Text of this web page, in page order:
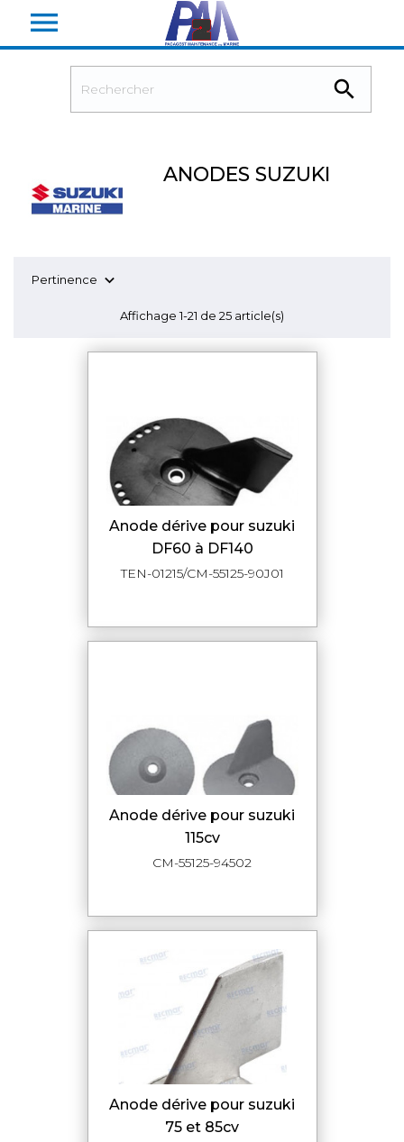


ANODES SUZUKI
Pertinence 
Affichage 1-21 de 25 article(s)
anode dérive pour suzuki
DF60 à DF140
TEN-01215/CM-55125-90J01
anode dérive pour suzuki
115cv
CM-55125-94502
anode dérive pour suzuki
75 et 85cv